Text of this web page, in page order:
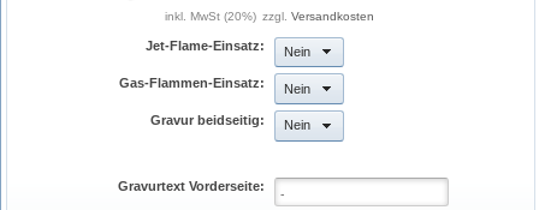
inkl. MwSt (20%) zzgl. Versandkosten
Jet-Flame-Einsatz: Nein
Gas-Flammen-Einsatz: Nein
Gravur beidseitig: Nein
Gravurtext Vorderseite: